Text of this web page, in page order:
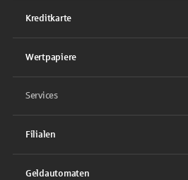
Kreditkarte
Wertpapiere
Services
Filialen
Geldautomaten